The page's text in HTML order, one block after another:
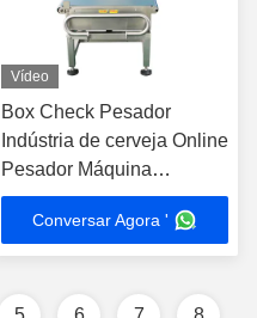
Vídeo
Box Check Pesador
Indústria de cerveja Online
Pesador Máquina
Dinâmica Pesador
Conversar Agora '